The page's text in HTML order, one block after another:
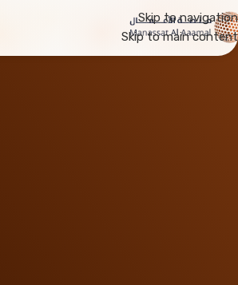
Skip to navigation
Skip to main content